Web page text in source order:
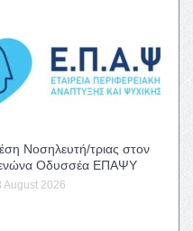
Νοσηλευτή/τριας στον
Οδυσσέα ΕΠΑΨΥ
August 2026